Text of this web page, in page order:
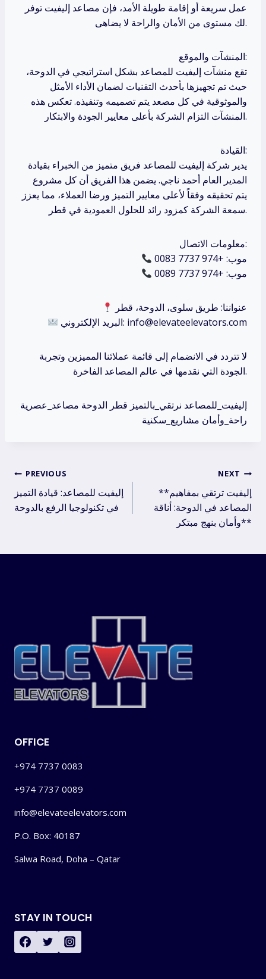
عمل سريعة أو إقامة طويلة الأمد، فإن مصاعد إليفيت توفر
لك مستوى من الأمان والراحة لا يضاهى.
المنشآت والموقع:
تقع منشآت إليفيت للمصاعد بشكل استراتيجي في الدوحة،
حيث تم تجهيزها بأحدث التقنيات لضمان الأداء الأمثل
والموثوقية في كل مصعد يتم تصميمه وتنفيذه. تعكس هذه
المنشآت التزام الشركة بأعلى معايير الجودة والابتكار.
القيادة:
يدير شركة إليفيت للمصاعد فريق متميز من الخبراء بقيادة
المدير العام أحمد ناجي. يضمن هذا الفريق أن كل مشروع
يتم تحقيقه وفقاً لأعلى معايير التميز ورضا العملاء، مما يعزز
سمعة الشركة كمزود رائد للحلول العمودية في قطر.
معلومات الاتصال:
موب: +974 7737 0083
موب: +974 7737 0089
عنواننا: طريق سلوى، الدوحة، قطر
البريد الإلكتروني: info@elevateelevators.com
لا تتردد في الانضمام إلى قائمة عملائنا المميزين وتجربة
الجودة التي نقدمها في عالم المصاعد الفاخرة.
إليفيت_للمصاعد نرتقي_بالتميز قطر الدوحة مصاعد_عصرية
راحة_وأمان مشاريع_سكنية
Post
navigation
PREVIOUS
إليفيت للمصاعد: قيادة التميز
في تكنولوجيا الرفع بالدوحة
NEXT
**إليفيت ترتقي بمفاهيم
المصاعد في الدوحة: أناقة
وأمان بنهج مبتكر**
OFFICE
+974 7737 0083
+974 7737 0089
info@elevateelevators.com
P.O. Box: 40187
Salwa Road, Doha – Qatar
STAY IN TOUCH